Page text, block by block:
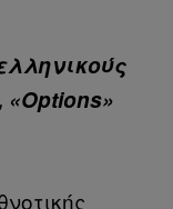
«Οptions»